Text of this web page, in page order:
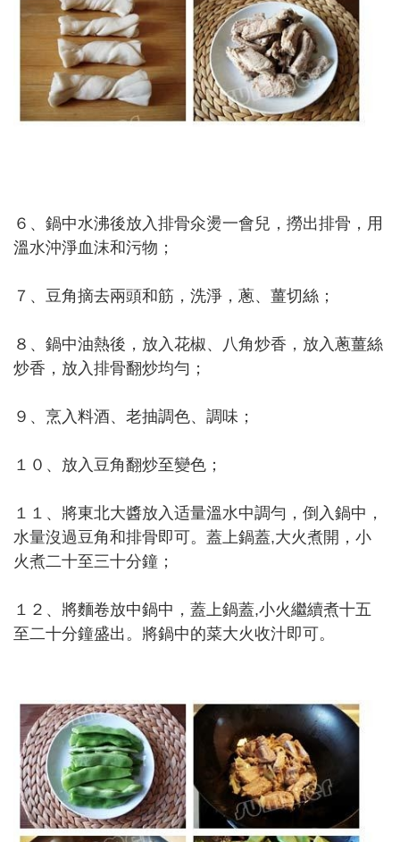
６、鍋中水沸後放入排骨氽燙一會兒，撈出排骨，用
溫水沖淨血沫和污物；
７、豆角摘去兩頭和筋，洗淨，蔥、薑切絲；
８、鍋中油熱後，放入花椒、八角炒香，放入蔥薑絲
炒香，放入排骨翻炒均勻；
９、烹入料酒、老抽調色、調味；
１０、放入豆角翻炒至變色；
１１、將東北大醬放入适量溫水中調勻，倒入鍋中，
水量沒過豆角和排骨即可。蓋上鍋蓋,大火煮開，小
火煮二十至三十分鐘；
１２、將麵卷放中鍋中，蓋上鍋蓋,小火繼續煮十五
至二十分鐘盛出。將鍋中的菜大火收汁即可。